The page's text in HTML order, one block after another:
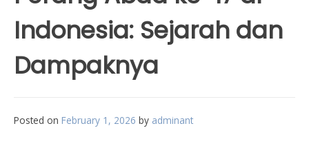
Indonesia: Sejarah dan
Dampaknya
Posted on February 1, 2026 by adminant